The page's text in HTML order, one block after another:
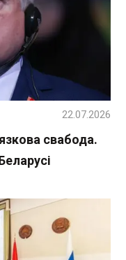
свабода.
22.07.2026